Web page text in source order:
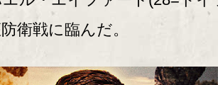
衛戦に臨んだ。